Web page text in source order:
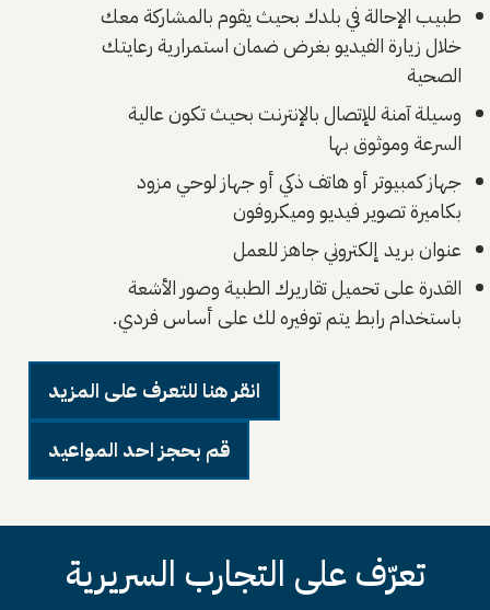
طبيب الإحالة في بلدك بحيث يقوم بالمشاركة معك
خلال زيارة الفيديو بغرض ضمان استمرارية رعايتك
الصحية
وسيلة آمنة للإتصال بالإنترنت بحيث تكون عالية
السرعة وموثوق بها
جهاز كمبيوتر أو هاتف ذكي أو جهاز لوحي مزود
بكاميرة تصوير فيديو وميكروفون
عنوان بريد إلكتروني جاهز للعمل
القدرة على تحميل تقاريرك الطبية وصور الأشعة
باستخدام رابط يتم توفيره لك على أساس فردي.
انقر هنا للتعرف على المزيد
قم بحجز احد المواعيد
تعرّف على التجارب السريرية